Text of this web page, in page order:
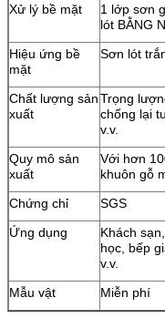
Xử lý bề mặt
1 lớp sơn
lót BẰNG
Hiệu ứng bề
mặt
Sơn lót
Chất lượng sản
xuất
Trọng
chống lại
v.v.
Quy mô sản
xuất
Với hơn
khuôn gỗ
Chứng chỉ
SGS
Ứng dụng
Khách
học, bếp
v.v.
Mẫu vật
Miễn phí